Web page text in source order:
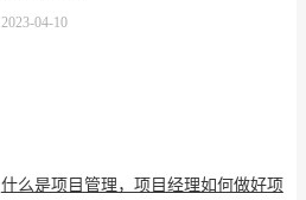
2023-04-10
什么是项目管理，项目经理如何做好项